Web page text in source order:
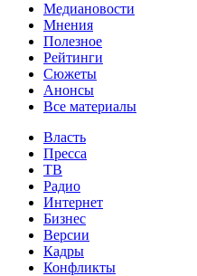
Медиановости
Мнения
Полезное
Рейтинги
Сюжеты
Анонсы
Все материалы
Власть
Пресса
ТВ
Радио
Интернет
Бизнес
Версии
Кадры
Конфликты